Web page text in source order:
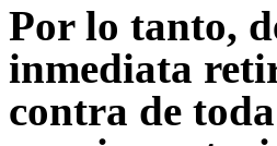
Por lo tanto,
inmediata
contra de